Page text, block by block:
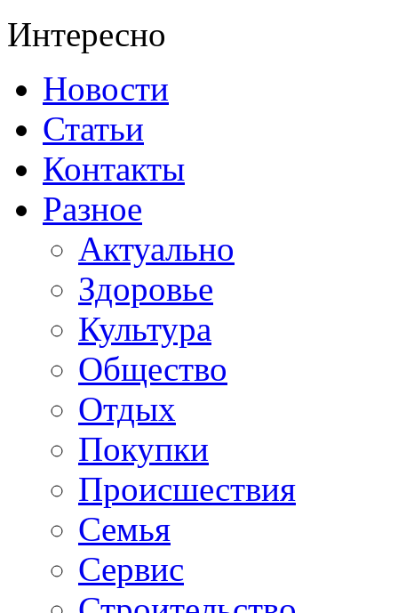
Интересно
Новости
Статьи
Контакты
Разное
Актуально
Здоровье
Культура
Общество
Отдых
Покупки
Происшествия
Семья
Сервис